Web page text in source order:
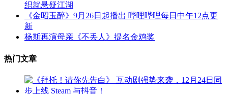
织就悬疑江湖
《金昭玉醉》9月26日起播出 哔哩哔哩每日中午12点更
新
杨斯再演母亲《不丢人》提名金鸡奖
热门文章